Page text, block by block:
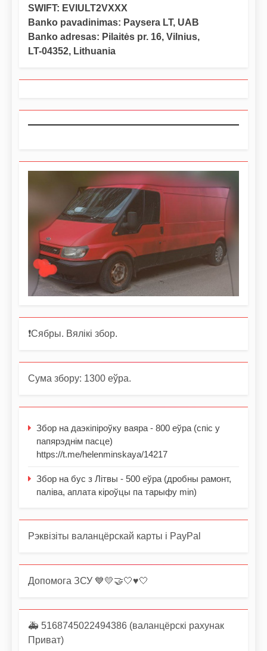
SWIFT: EVIULT2VXXX
Banko pavadinimas: Paysera LT, UAB
Banko adresas: Pilaitės pr. 16, Vilnius,
LT-04352, Lithuania
❗️Сябры. Вялікі збор.
Сума збору: 1300 еўра.
Збор на даэкіпіроўку ваяра - 800 еўра (спіс у
папярэднім пасце)
https://t.me/helenminskaya/14217
Збор на бус з Літвы - 500 еўра (дробны рамонт,
паліва, аплата кіроўцы па тарыфу min)
Рэквізіты валанцёрскай карты і PayPal
Допомога ЗСУ 💙💛🤝🤍♥️🤍
🚑 5168745022494386 (валанцёрскі рахунак
Приват)